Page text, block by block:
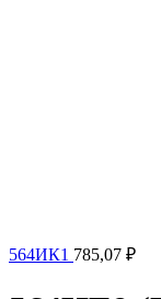
564ИК1 785,07 ₽